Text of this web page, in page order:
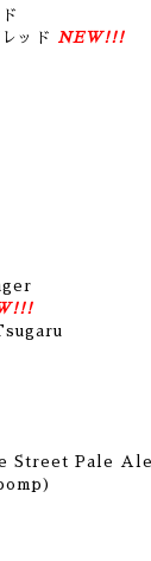
ッド
NEW!!!
Street Pale Ale